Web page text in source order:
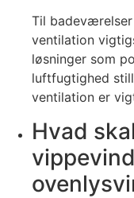
Til
ventilation
løsninger som
luftfugtighed
ventilation er
Hvad